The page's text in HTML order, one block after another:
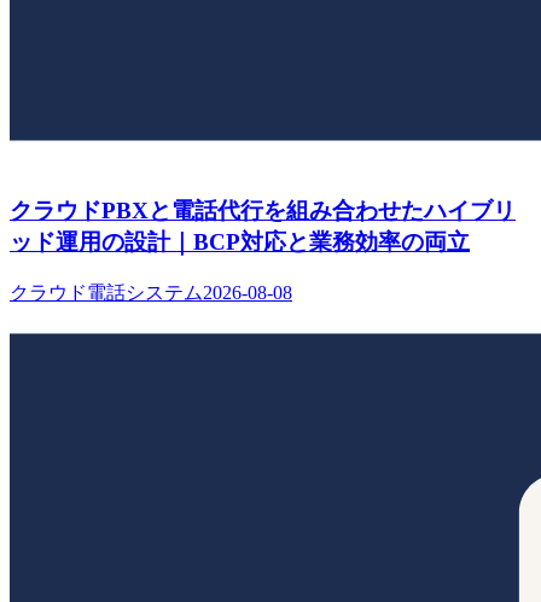
クラウドPBXと電話代行を組み合わせたハイブリ
ッド運用の設計｜BCP対応と業務効率の両立
クラウド電話システム2026-08-08